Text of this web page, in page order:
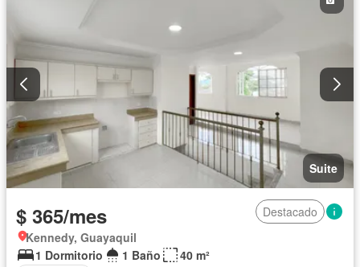
Suite
$ 365/mes
Destacado
Kennedy, Guayaquil
1 Dormitorio
1 Baño
40 m²